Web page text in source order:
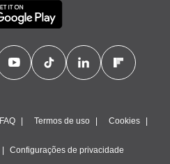
FAQ Termos de uso Cookies
Configurações de privacidade